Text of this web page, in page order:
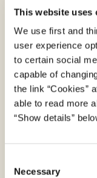
This website uses
We use first and
user experience
to certain social
capable of
the link “Cookies”
able to read more
“Show details”
Necessary
Der er
OIOIDWS.Java
Find